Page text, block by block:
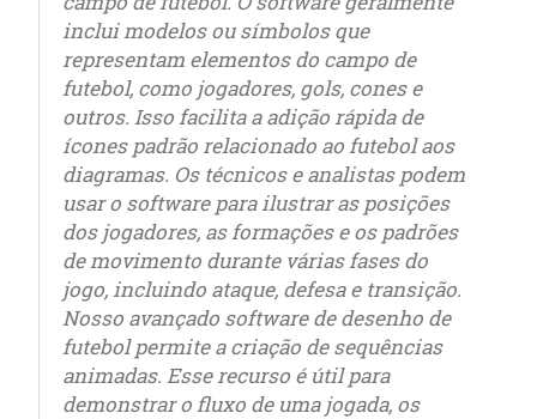
inclui modelos ou símbolos que
representam elementos do campo de
futebol, como jogadores, gols, cones e
outros. Isso facilita a adição rápida de
ícones padrão relacionado ao futebol aos
diagramas. Os técnicos e analistas podem
usar o software para ilustrar as posições
dos jogadores, as formações e os padrões
de movimento durante várias fases do
jogo, incluindo ataque, defesa e transição.
Nosso avançado software de desenho de
futebol permite a criação de sequências
animadas. Esse recurso é útil para
demonstrar o fluxo de uma jogada, os